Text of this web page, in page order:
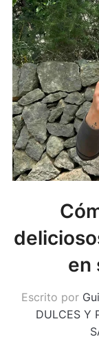
en
Escrito por
DULCES Y